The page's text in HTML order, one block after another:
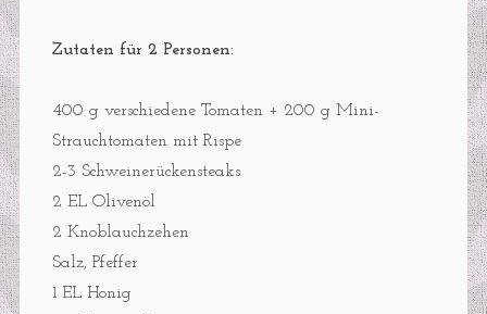
Zutaten für 2 Personen:
400 g verschiedene Tomaten + 200 g Mini-
Strauchtomaten mit Rispe
2-3 Schweinerückensteaks
2 EL Olivenöl
2 Knoblauchzehen
Salz, Pfeffer
1 EL Honig